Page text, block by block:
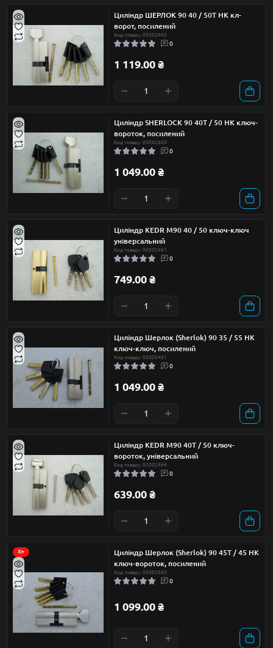
Циліндр ШЕРЛОК 90 40 / 50Т НК кл-
ворот, посилений
Код товару: 00002463
0
1 119.00 ₴
Циліндр SHERLOCK 90 40Т / 50 НК ключ-
вороток, посилений
Код товару: 00002660
0
1 049.00 ₴
Циліндр KEDR М90 40 / 50 ключ-ключ
універсальний
Код товару: 00002661
0
749.00 ₴
Циліндр Шерлок (Sherlok) 90 35 / 55 НК
ключ-ключ, посилений
Код товару: 00005461
0
1 049.00 ₴
Циліндр KEDR М90 40Т / 50 ключ-
вороток, універсальний
Код товару: 00002464
0
639.00 ₴
Хіт
Циліндр Шерлок (Sherlok) 90 45Т / 45 НК
ключ-вороток, посилений
Код товару: 00002665
0
1 099.00 ₴